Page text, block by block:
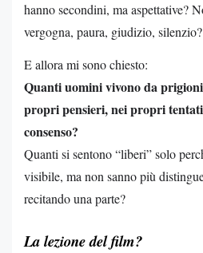
hanno secondini, ma aspettative?
vergogna, paura, giudizio, silenzio?
E allora mi sono chiesto:
Quanti uomini vivono da
propri pensieri, nei propri
consenso?
Quanti si sentono “liberi” solo
visibile, ma non sanno più
recitando una parte?
La lezione del film?